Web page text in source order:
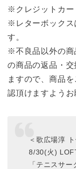
※クレジットカー
※レターボックス
す。
※不良品以外の商
の商品の返品・
ますので、商品
認頂けますようお
＜歌広場淳
8/30(火)
「テニスサー